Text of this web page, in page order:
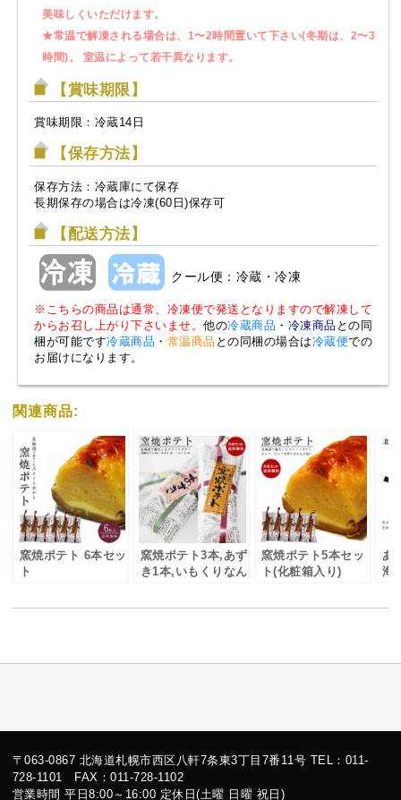
美味しくいただけます。
★常温で解凍される場合は、1〜2時間置いて下さい(冬期は、2〜3
時間)。 室温によって若干異なります。
【賞味期限】
賞味期限：冷蔵14日
【保存方法】
保存方法：冷蔵庫にて保存
長期保存の場合は冷凍(60日)保存可
【配送方法】
クール便：冷蔵・冷凍
※こちらの商品は通常、冷凍便で発送となりますので解凍して
からお召し上がり下さいませ。他の冷蔵商品 ・ 冷凍商品 との同
梱が可能です冷蔵商品 ・ 常温商品 との同梱の場合は冷蔵便での
お届けになります。
関連商品:
窯焼ポテト 6本セッ
ト
窯焼ポテト3本,あず
き1本,いもくりなん
窯焼ポテト5本セッ
ト(化粧箱入り)
あ
海
〒063-0867 北海道札幌市西区八軒7条東3丁目7番11号 TEL：011-
728-1101 FAX：011-728-1102
営業時間 平日8:00～16:00 定休日(土曜 日曜 祝日)